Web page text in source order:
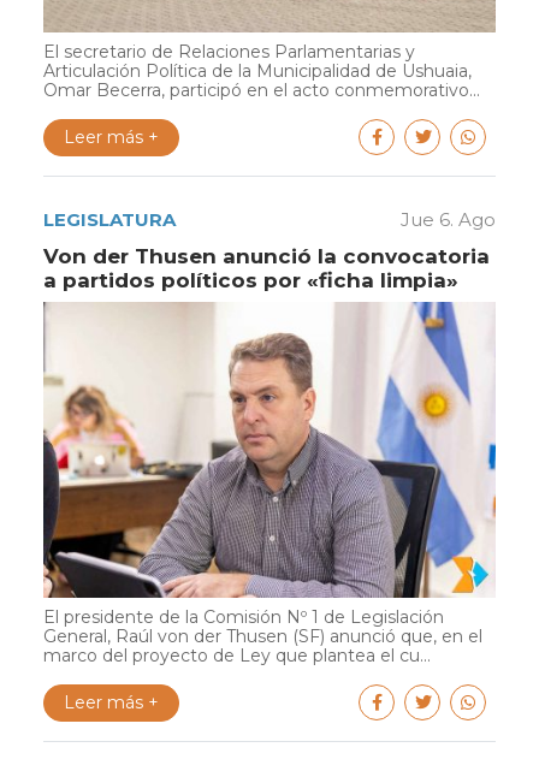
El secretario de Relaciones Parlamentarias y
Articulación Política de la Municipalidad de Ushuaia,
Omar Becerra, participó en el acto conmemorativo...
Leer más +
LEGISLATURA Jue 6. Ago
Von der Thusen anunció la convocatoria
a partidos políticos por «ficha limpia»
El presidente de la Comisión Nº 1 de Legislación
General, Raúl von der Thusen (SF) anunció que, en el
marco del proyecto de Ley que plantea el cu...
Leer más +